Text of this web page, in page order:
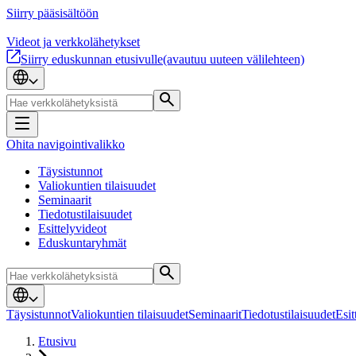
Siirry pääsisältöön
Videot ja verkkolähetykset
Siirry eduskunnan etusivulle(avautuu uuteen välilehteen)
Ohita navigointivalikko
Täysistunnot
Valiokuntien tilaisuudet
Seminaarit
Tiedotustilaisuudet
Esittelyvideot
Eduskuntaryhmät
TäysistunnotValiokuntien tilaisuudetSeminaaritTiedotustilaisuudet
Etusivu